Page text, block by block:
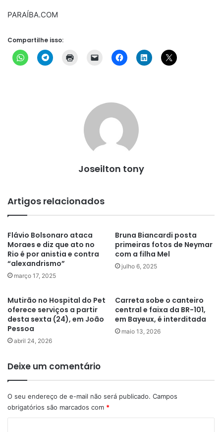
PARAÍBA.COM
Compartilhe isso:
Joseilton tony
Artigos relacionados
Flávio Bolsonaro ataca
Moraes e diz que ato no
Rio é por anistia e contra
“alexandrismo”
março 17, 2025
Bruna Biancardi posta
primeiras fotos de Neymar
com a filha Mel
julho 6, 2025
Mutirão no Hospital do Pet
oferece serviços a partir
desta sexta (24), em João
Pessoa
abril 24, 2026
Carreta sobe o canteiro
central e faixa da BR-101,
em Bayeux, é interditada
maio 13, 2026
Deixe um comentário
O seu endereço de e-mail não será publicado. Campos
obrigatórios são marcados com *